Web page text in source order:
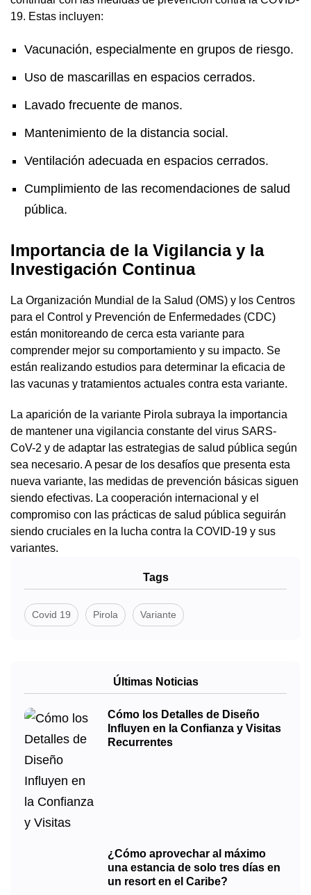
19. Estas incluyen:
Vacunación, especialmente en grupos de riesgo.
Uso de mascarillas en espacios cerrados.
Lavado frecuente de manos.
Mantenimiento de la distancia social.
Ventilación adecuada en espacios cerrados.
Cumplimiento de las recomendaciones de salud
pública.
Importancia de la Vigilancia y la
Investigación Continua
La Organización Mundial de la Salud (OMS) y los Centros
para el Control y Prevención de Enfermedades (CDC)
están monitoreando de cerca esta variante para
comprender mejor su comportamiento y su impacto. Se
están realizando estudios para determinar la eficacia de
las vacunas y tratamientos actuales contra esta variante.
La aparición de la variante Pirola subraya la importancia
de mantener una vigilancia constante del virus SARS-
CoV-2 y de adaptar las estrategias de salud pública según
sea necesario. A pesar de los desafíos que presenta esta
nueva variante, las medidas de prevención básicas siguen
siendo efectivas. La cooperación internacional y el
compromiso con las prácticas de salud pública seguirán
siendo cruciales en la lucha contra la COVID-19 y sus
variantes.
Tags
Covid 19 Pirola Variante
Últimas Noticias
Cómo los Detalles de Diseño
Influyen en la Confianza y Visitas
Recurrentes
¿Cómo aprovechar al máximo
una estancia de solo tres días en
un resort en el Caribe?